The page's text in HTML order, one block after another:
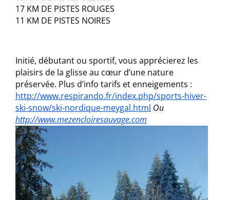
17 KM DE PISTES ROUGES
11 KM DE PISTES NOIRES
Initié, débutant ou sportif, vous apprécierez les
plaisirs de la glisse au cœur d’une nature
préservée. Plus d’info tarifs et enneigements :
http://www.respirando.fr/index.php/sports-hiver-
ski-snow/ski-nordique-meygal.html Ou
http://www.mezencloiresauvage.com